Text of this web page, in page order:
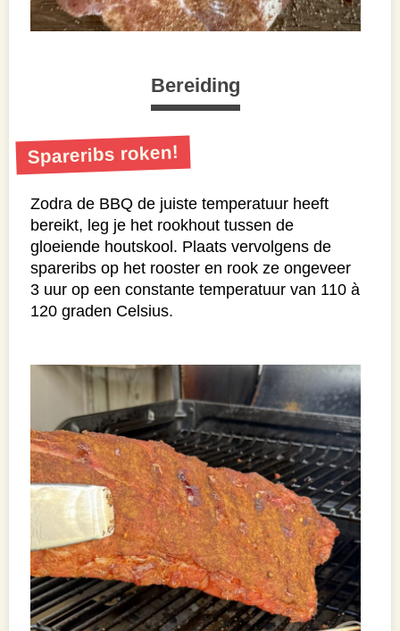
Bereiding
Spareribs roken!
Zodra de BBQ de juiste temperatuur heeft
bereikt, leg je het rookhout tussen de
gloeiende houtskool. Plaats vervolgens de
spareribs op het rooster en rook ze ongeveer
3 uur op een constante temperatuur van 110 à
120 graden Celsius.